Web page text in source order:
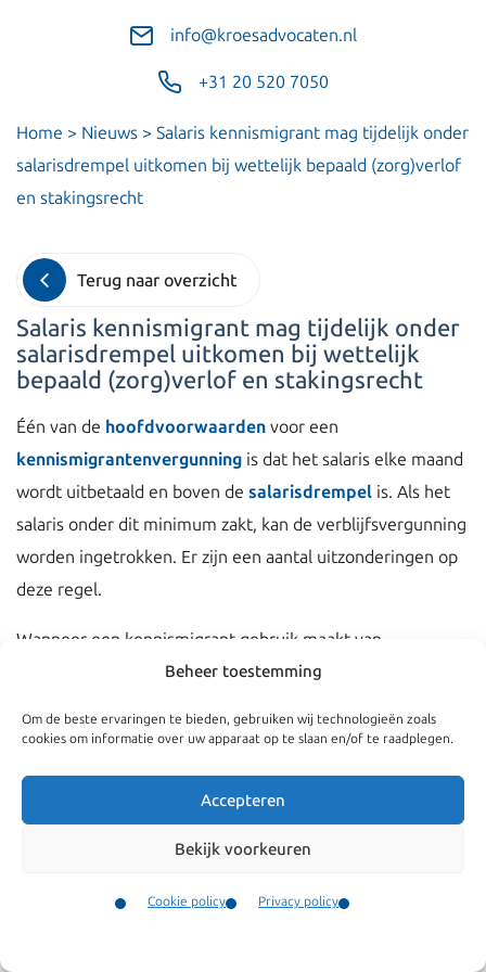
Beheer toestemming
Om de beste ervaringen te bieden, gebruiken wij technologieën zoals
cookies om informatie over uw apparaat op te slaan en/of te raadplegen.
Accepteren
Bekijk voorkeuren
Cookie policy Privacy policy
info@kroesadvocaten.nl
+31 20 520 7050
Home > Nieuws > Salaris kennismigrant mag tijdelijk onder
salarisdrempel uitkomen bij wettelijk bepaald (zorg)verlof
en stakingsrecht
Terug naar overzicht
Salaris kennismigrant mag tijdelijk onder
salarisdrempel uitkomen bij wettelijk
bepaald (zorg)verlof en stakingsrecht
Één van de hoofdvoorwaarden voor een
kennismigrantenvergunning is dat het salaris elke maand
wordt uitbetaald en boven de salarisdrempel is. Als het
salaris onder dit minimum zakt, kan de verblijfsvergunning
worden ingetrokken. Er zijn een aantal uitzonderingen op
deze regel.
Wanneer een kennismigrant gebruik maakt van
ouderschaps-, zwangerschaps-, adoptie- en
worden toegestaan dat het salaris tijdelijk onder de
ook geldt, wanneer een kennismigrant gebruik wil maken
verlof zijn opgenomen in de Wet arbeid en zorg